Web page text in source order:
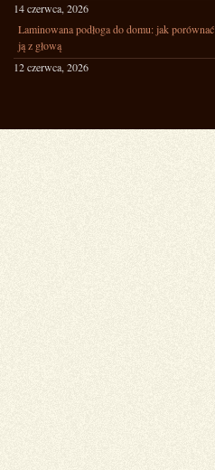
14 czerwca, 2026
Laminowana podłoga do domu: jak porównać
ją z głową
12 czerwca, 2026